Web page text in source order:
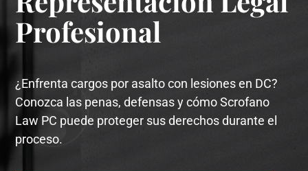
Profesional
¿Enfrenta cargos por asalto con lesiones en DC?
Conozca las penas, defensas y cómo Scrofano
Law PC puede proteger sus derechos durante el
proceso.